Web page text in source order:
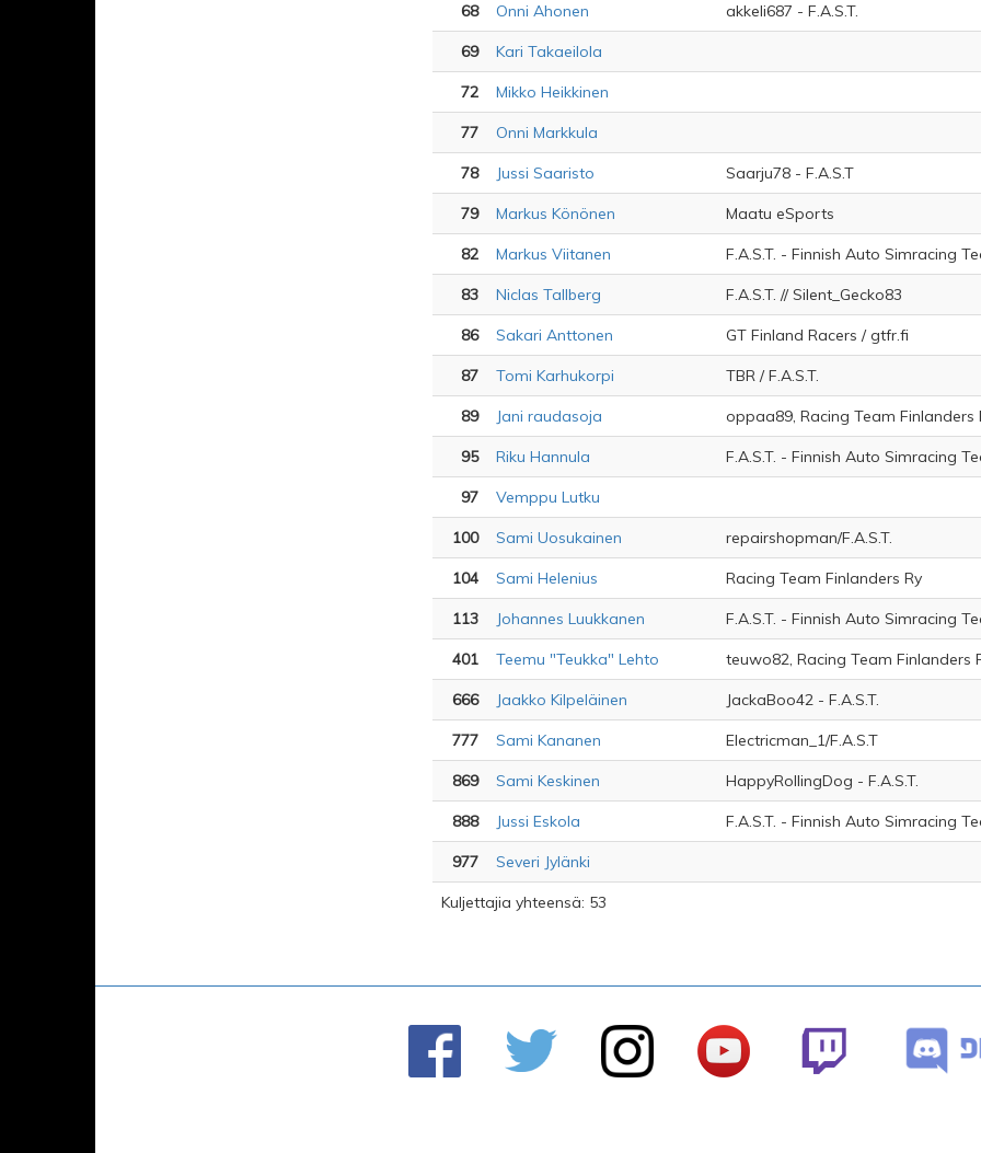
68 Onni Ahonen akkeli687 - F.A.S.T.
69 Kari Takaeilola
72 Mikko Heikkinen
77 Onni Markkula
78 Jussi Saaristo Saarju78 - F.A.S.T
79 Markus Könönen Maatu eSports
82 Markus Viitanen F.A.S.T. - Finnish Auto Simracing
83 Niclas Tallberg F.A.S.T. // Silent_Gecko83
86 Sakari Anttonen GT Finland Racers / gtfr.fi
87 Tomi Karhukorpi TBR / F.A.S.T.
89 Jani raudasoja oppaa89, Racing Team Finlanders
95 Riku Hannula F.A.S.T. - Finnish Auto Simracing
97 Vemppu Lutku
100 Sami Uosukainen repairshopman/F.A.S.T.
104 Sami Helenius Racing Team Finlanders Ry
113 Johannes Luukkanen F.A.S.T. - Finnish Auto Simracing
401 Teemu "Teukka" Lehto teuwo82, Racing Team Finlanders
666 Jaakko Kilpeläinen JackaBoo42 - F.A.S.T.
777 Sami Kananen Electricman_1/F.A.S.T
869 Sami Keskinen HappyRollingDog - F.A.S.T.
888 Jussi Eskola F.A.S.T. - Finnish Auto Simracing
977 Severi Jylänki
Kuljettajia yhteensä: 53